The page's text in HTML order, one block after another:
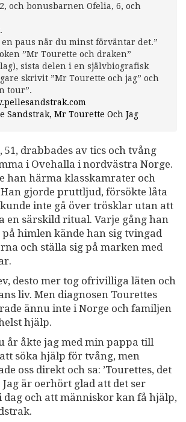
och bonusbarnen Ofelia, 6, och
en paus när du minst förväntar det.”
”Mr Tourette och draken”
sista delen i en självbiografisk
skrivit ”Mr Tourette och jag” och
tour”.
Sandstrak, Mr Tourette Och Jag
51, drabbades av tics och tvång
i Ovehalla i nordvästra Norge.
han härma klasskamrater och
gjorde pruttljud, försökte låta
inte gå över trösklar utan att
en särskild ritual. Varje gång han
himlen kände han sig tvingad
och ställa sig på marken med
desto mer tog ofrivilliga läten och
liv. Men diagnosen Tourettes
ännu inte i Norge och familjen
hjälp.
år åkte jag med min pappa till
söka hjälp för tvång, men
oss direkt och sa: ’Tourettes, det
är oerhört glad att det ser
och att människor kan få hjälp,